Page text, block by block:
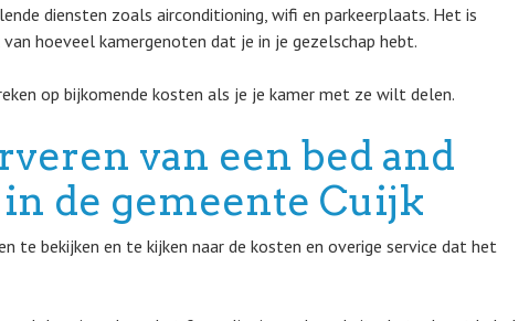
diensten zoals airconditioning, wifi en parkeerplaats. Het is
hoeveel kamergenoten dat je in je gezelschap hebt.
op bijkomende kosten als je je kamer met ze wilt delen.
van een bed and
de gemeente Cuijk
te bekijken en te kijken naar de kosten en overige service dat het